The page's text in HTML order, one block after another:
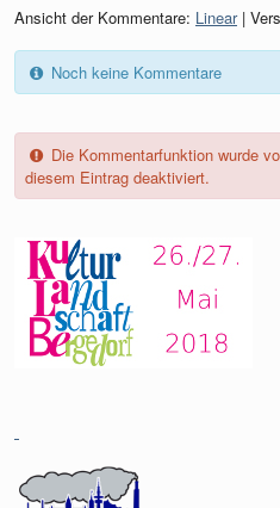
Ansicht der Kommentare: Linear|
Noch keine Kommentare
Die Kommentarfunktion wurde
diesem Eintrag deaktiviert.